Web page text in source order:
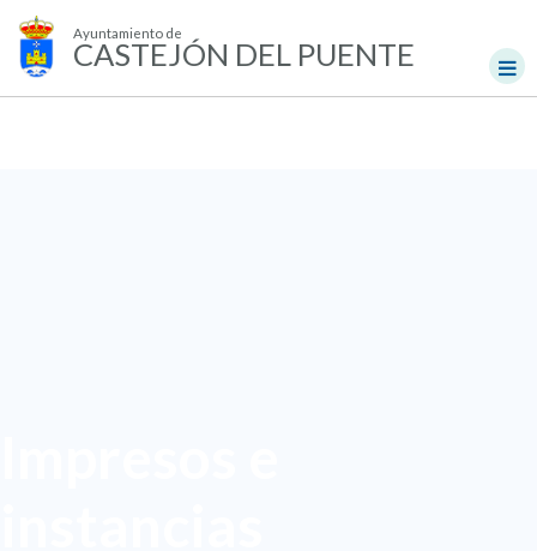
Ayuntamiento de
CASTEJÓN DEL PUENTE